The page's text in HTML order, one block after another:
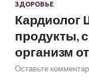
ЗДОРОВЬЕ
Кардиолог
продукты,
организм
Оставьте